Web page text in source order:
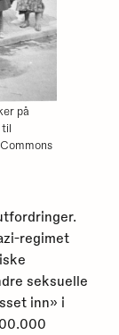
på
til
regimet
seksuelle
inn» i